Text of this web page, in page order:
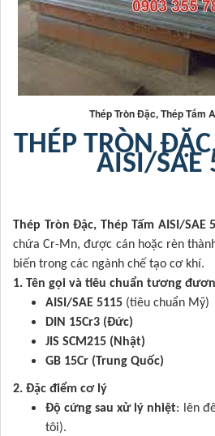
Thép Tròn Đặc, Thép Tấm
THÉP TRÒN
AISI/SAE
Thép Tròn Đặc, Thép Tấm AISI/SAE
chứa Cr-Mn, được cán hoặc rèn
biến trong các ngành chế tạo cơ khí.
1. Tên gọi và tiêu chuẩn tương
AISI/SAE 5115 (tiêu chuẩn Mỹ)
DIN 15Cr3 (Đức)
JIS SCM215 (Nhật)
GB 15Cr (Trung Quốc)
2. Đặc điểm cơ lý
Độ cứng sau xử lý nhiệt: lên
tôi).